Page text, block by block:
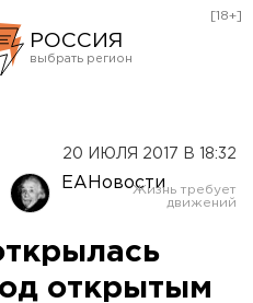
РОССИЯ
Оренбург
[18+]
20 ИЮЛЯ 2017 В 18:32
ЕАНовости
открытым